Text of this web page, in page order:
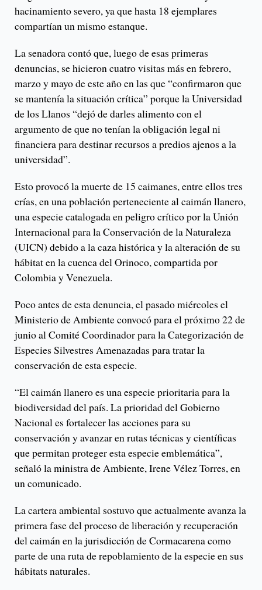
hacinamiento severo, ya que hasta 18 ejemplares
compartían un mismo estanque.
La senadora contó que, luego de esas primeras
denuncias, se hicieron cuatro visitas más en febrero,
marzo y mayo de este año en las que “confirmaron que
se mantenía la situación crítica” porque la Universidad
de los Llanos “dejó de darles alimento con el
argumento de que no tenían la obligación legal ni
financiera para destinar recursos a predios ajenos a la
universidad”.
Esto provocó la muerte de 15 caimanes, entre ellos tres
crías, en una población perteneciente al caimán llanero,
una especie catalogada en peligro crítico por la Unión
Internacional para la Conservación de la Naturaleza
(UICN) debido a la caza histórica y la alteración de su
hábitat en la cuenca del Orinoco, compartida por
Colombia y Venezuela.
Poco antes de esta denuncia, el pasado miércoles el
Ministerio de Ambiente convocó para el próximo 22 de
junio al Comité Coordinador para la Categorización de
Especies Silvestres Amenazadas para tratar la
conservación de esta especie.
“El caimán llanero es una especie prioritaria para la
biodiversidad del país. La prioridad del Gobierno
Nacional es fortalecer las acciones para su
conservación y avanzar en rutas técnicas y científicas
que permitan proteger esta especie emblemática”,
señaló la ministra de Ambiente, Irene Vélez Torres, en
un comunicado.
La cartera ambiental sostuvo que actualmente avanza la
primera fase del proceso de liberación y recuperación
del caimán en la jurisdicción de Cormacarena como
parte de una ruta de repoblamiento de la especie en sus
hábitats naturales.